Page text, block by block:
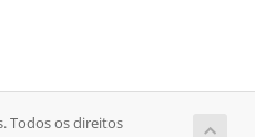
Todos os direitos